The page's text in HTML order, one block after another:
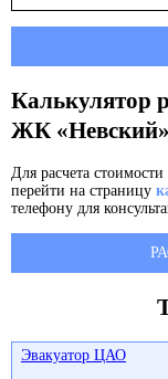
Калькулятор
ЖК «Невский»
Для расчета
перейти на страницу
телефону для
Эвакуатор ЦАО